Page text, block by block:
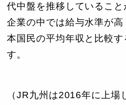
代中盤を推移しているこ
企業の中では給与水準が
本国民の平均年収と比較
す。
（JR九州は2016年に上場